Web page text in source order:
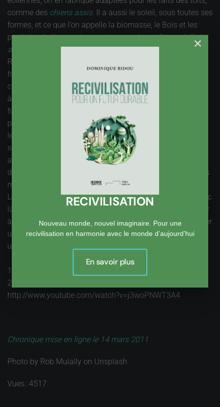
comme des chiens assis. Il a aussi le soleil, sous toutes ses
formes, et ce que l’on appelle la biomasse, le Bois et les
produits végétaux qui peuvent se stocker et être mobilisés
ad libitum
Revenons à l’arbre, le vrai, l’original, tout en bois. Il nous
fournit de l’énergie, il peut aussi nous éviter d’en
consommer, en nous procurant des matériaux isolants, ou
à faible contenu en énergie fossile. Faut-il encore que la
forêt soit bien valorisée, et que le bois ne pourrisse pas sur
pied. Le renouvellement de la forêt, le mode d’exploitation,
le bon tri du bois et son orientation vers le meilleur Usage,
sont des conditions à remplir pour cela. La ressource est
abondante, en France où la forêt s’est étendue ces
dernières années, mais son usage tarde à de diffuser, et les
mésusages sont encore trop nombreux.
Les challenges énergétiques que nos devons affronter, avec
la perspective d’une sortie du nucléaire, qu’il faut envisager
à un terme plus ou moins long, nous conduisent à imaginer
une gamme de réponses complémentaires, où l’arbre joue
un rôle important : le véritable comme sa copie en acier.
1 - NL Architects, http://www.nlarchitects.nl
2 - Pour voir le l’arbre en mouvement, se reporter à
http://www.youtube.com/watch?v=j3woPNWT3A4
Chronique mise en ligne le 14 mars 2011
Photo by Rob Mulally on Unsplash
Vues : 4517
×
RECIVILISATION
Nouveau monde, nouvel imaginaire. Pour une
recivilisation en harmonie avec le monde d’aujourd’hui
En savoir plus